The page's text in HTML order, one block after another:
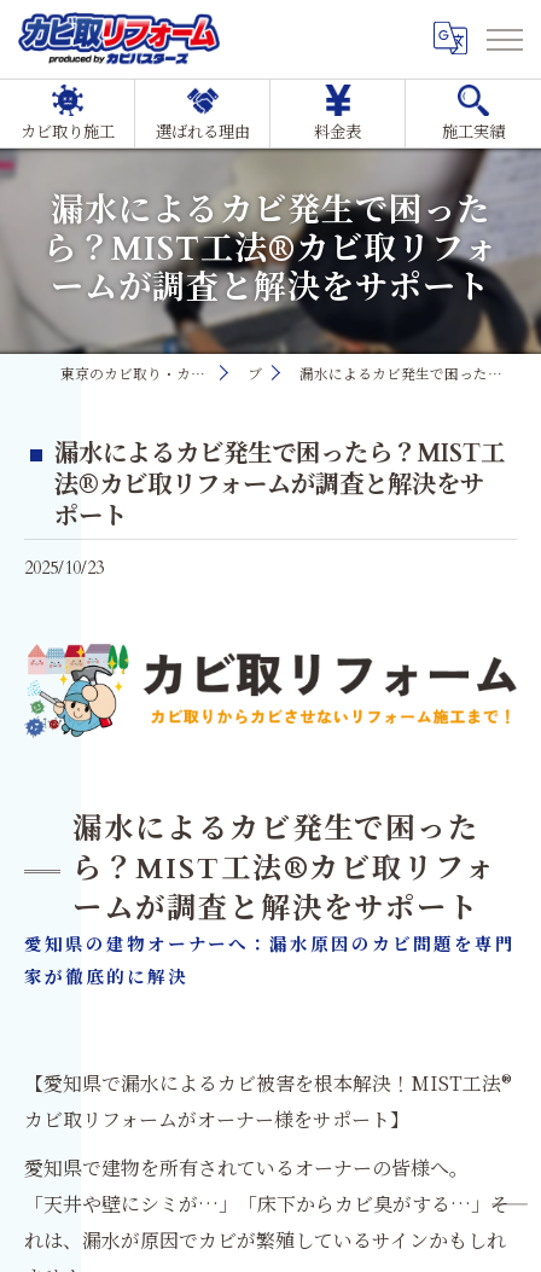
カビ取り施工 選ばれる理由 料金表 施工実績
漏水によるカビ発生で困った
ら？MIST工法®カビ取リフォ
ームが調査と解決をサポート
東京のカビ取り・カビ対策ならMIST工法®カビ取リフォーム ブログ 漏水によるカビ発生で困ったら？MIST工法®カビ取リフォームが調査と解決をサポート
漏水によるカビ発生で困ったら？MIST工
法®カビ取リフォームが調査と解決をサ
ポート
2025/10/23
漏水によるカビ発生で困った
ら？MIST工法®カビ取リフォ
ームが調査と解決をサポート
愛知県の建物オーナーへ：漏水原因のカビ問題を専門
家が徹底的に解決
【愛知県で漏水によるカビ被害を根本解決！MIST工法®
カビ取リフォームがオーナー様をサポート】
愛知県で建物を所有されているオーナーの皆様へ。
「天井や壁にシミが…」「床下からカビ臭がする…」――そ
れは、漏水が原因でカビが繁殖しているサインかもしれ